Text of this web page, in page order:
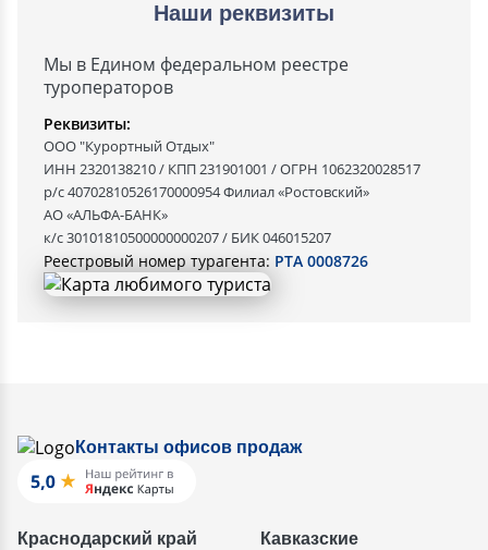
Наши реквизиты
Мы в Едином федеральном реестре
туроператоров
Реквизиты:
ООО "Курортный Отдых"
ИНН 2320138210 / КПП 231901001 / ОГРН 1062320028517
р/с 40702810526170000954 Филиал «Ростовский»
АО «АЛЬФА-БАНК»
к/с 30101810500000000207 / БИК 046015207
Реестровый номер турагента: РТА 0008726
Контакты офисов продаж
Краснодарский край
Кавказские